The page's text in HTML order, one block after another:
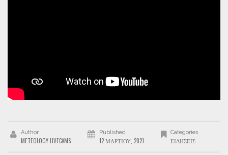
Author
METEOLOGY LIVECAMS
Published
12 ΜΑΡΤΊΟΥ, 2021
Categories
ΕΙΔΉΣΕΙΣ